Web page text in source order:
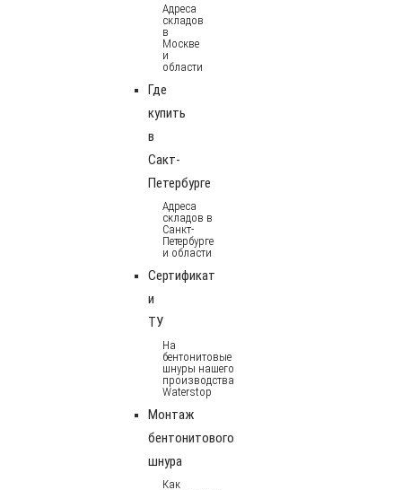
Адреса
складов
в
Москве
и
области
Где
купить
в
Сакт-
Петербурге
Адреса
складов в
Санкт-
Петербурге
и области
Сертификат
и
ТУ
На
бентонитовые
шнуры нашего
производства
Waterstop
Монтаж
бентонитового
шнура
Как